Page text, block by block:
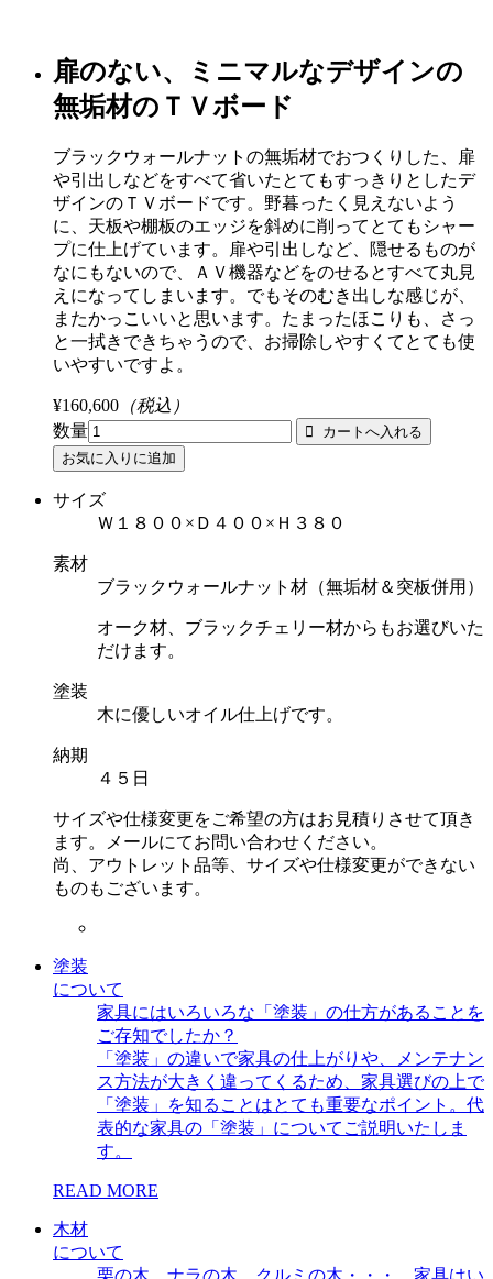
扉のない、ミニマルなデザインの
無垢材のＴＶボード
ブラックウォールナットの無垢材でおつくりした、扉
や引出しなどをすべて省いたとてもすっきりとしたデ
ザインのＴＶボードです。野暮ったく見えないよう
に、天板や棚板のエッジを斜めに削ってとてもシャー
プに仕上げています。扉や引出しなど、隠せるものが
なにもないので、ＡＶ機器などをのせるとすべて丸見
えになってしまいます。でもそのむき出しな感じが、
またかっこいいと思います。たまったほこりも、さっ
と一拭きできちゃうので、お掃除しやすくてとても使
いやすいですよ。
¥160,600 （税込）
数量
サイズ
Ｗ１８００×Ｄ４００×Ｈ３８０
素材
ブラックウォールナット材（無垢材＆突板併用）
オーク材、ブラックチェリー材からもお選びいた
だけます。
塗装
木に優しいオイル仕上げです。
納期
４５日
サイズや仕様変更をご希望の方はお見積りさせて頂き
ます。メールにてお問い合わせください。
尚、アウトレット品等、サイズや仕様変更ができない
ものもございます。
塗装
について
家具にはいろいろな「塗装」の仕方があることを
ご存知でしたか？
「塗装」の違いで家具の仕上がりや、メンテナン
ス方法が大きく違ってくるため、家具選びの上で
「塗装」を知ることはとても重要なポイント。代
表的な家具の「塗装」についてご説明いたしま
す。
READ MORE
木材
について
栗の木、ナラの木、クルミの木・・・。家具はい